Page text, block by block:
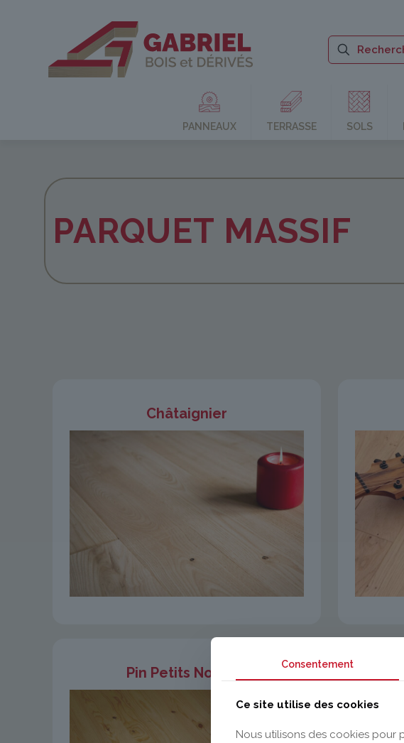
PANNEAUX TERRASSE SOLS
PARQUET MASSIF
Châtaignier
Pin Petits Noeuds
Consentement
Ce site utilise des cookies
Nous utilisons des cookies pour